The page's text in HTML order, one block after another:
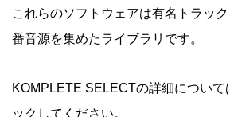
これらのソフトウェアは有名トラッ
番音源を集めたライブラリです。
KOMPLETE SELECTの詳細について
ックしてください。